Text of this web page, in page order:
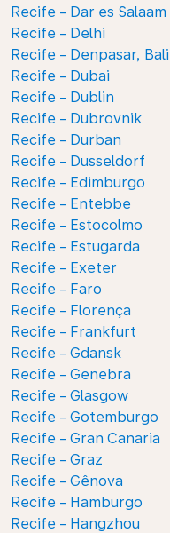
Recife - Dar es Salaam
Recife - Delhi
Recife - Denpasar, Bali
Recife - Dubai
Recife - Dublin
Recife - Dubrovnik
Recife - Durban
Recife - Dusseldorf
Recife - Edimburgo
Recife - Entebbe
Recife - Estocolmo
Recife - Estugarda
Recife - Exeter
Recife - Faro
Recife - Florença
Recife - Frankfurt
Recife - Gdansk
Recife - Genebra
Recife - Glasgow
Recife - Gotemburgo
Recife - Gran Canaria
Recife - Graz
Recife - Gênova
Recife - Hamburgo
Recife - Hangzhou